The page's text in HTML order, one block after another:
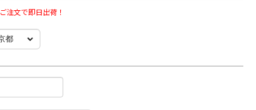
注文で即日出荷！